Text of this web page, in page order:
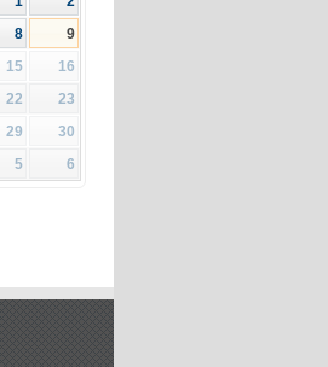
8
9
15
16
22
23
29
30
5 6